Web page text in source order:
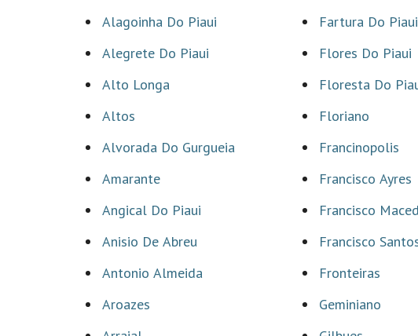
Alagoinha Do Piaui
Alegrete Do Piaui
Alto Longa
Altos
Alvorada Do Gurgueia
Amarante
Angical Do Piaui
Anisio De Abreu
Antonio Almeida
Aroazes
Fartura Do Piaui
Flores Do Piaui
Floresta Do
Floriano
Francinopolis
Francisco Ayres
Francisco
Francisco
Fronteiras
Geminiano